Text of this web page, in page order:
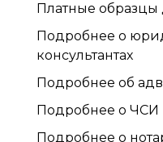
Платные образцы
Подробнее о
консультантах
Подробнее об
Подробнее о ЧСИ
Подробнее о